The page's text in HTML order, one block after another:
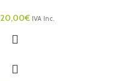
20,00€ IVA Inc.